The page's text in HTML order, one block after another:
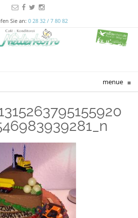
Sie an: 0 28 32 / 7 80 82
menue ≡